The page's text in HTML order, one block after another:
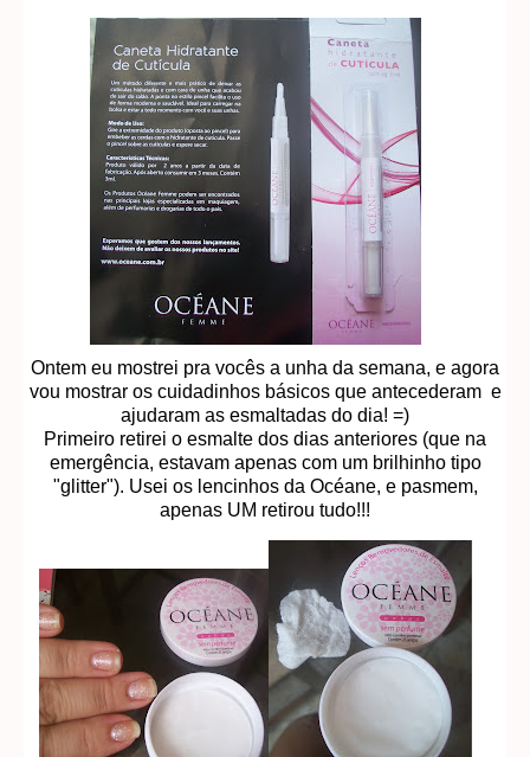
Ontem eu mostrei pra vocês a unha da semana, e agora
vou mostrar os cuidadinhos básicos que antecederam e
ajudaram as esmaltadas do dia! =)
Primeiro retirei o esmalte dos dias anteriores (que na
emergência, estavam apenas com um brilhinho tipo
"glitter"). Usei os lencinhos da Océane, e pasmem,
apenas UM retirou tudo!!!